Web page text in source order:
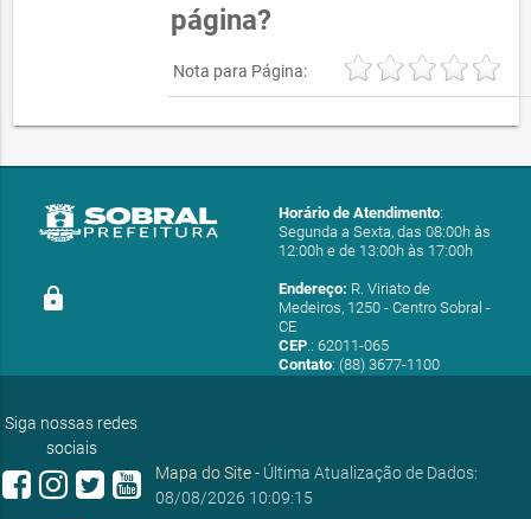
página?
Nota para Página:
lock
Horário de Atendimento:
Segunda a Sexta, das 08:00h às
12:00h e de 13:00h às 17:00h
Endereço: R. Viriato de
Medeiros, 1250 - Centro Sobral -
CE
CEP.: 62011-065
Contato: (88) 3677-1100
Siga nossas redes
sociais
Mapa do Site- Última Atualização de Dados:
08/08/2026 10:09:15